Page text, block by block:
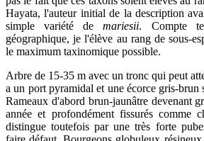
Hayata, l'auteur initial de la description
simple variété demariesii. Compte
géographique, je l'élève au rang de sous-
le maximum taxinomique possible.
Arbre de 15-35 m avec un tronc qui peut
a un port pyramidal et une écorce gris-brun
Rameaux d'abord brun-jaunâtre devenant
année et profondément fissurés comme
distingue toutefois par une très forte